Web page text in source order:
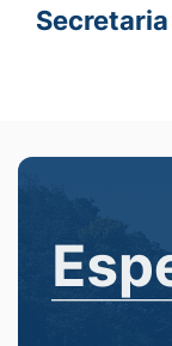
Secretaria